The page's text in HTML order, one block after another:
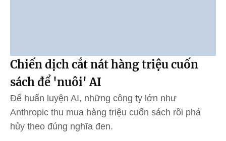
Chiến dịch cắt nát hàng triệu cuốn
sách để 'nuôi' AI
Để huấn luyện AI, những công ty lớn như
Anthropic thu mua hàng triệu cuốn sách rồi phá
hủy theo đúng nghĩa đen.